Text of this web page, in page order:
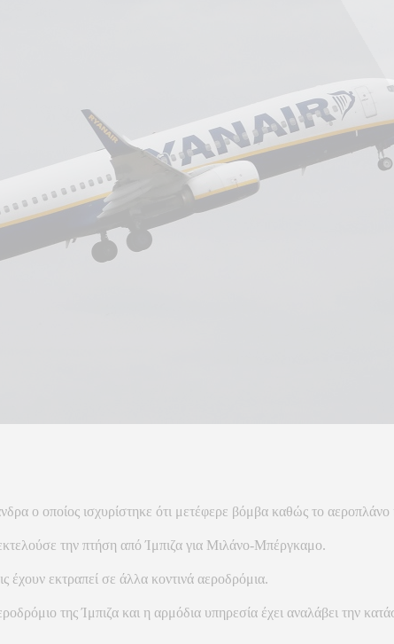
ο οποίος ισχυρίστηκε ότι μετέφερε βόμβα καθώς το αεροπλάνο
την πτήση από Ίμπιζα για Μιλάνο-Μπέργκαμο.
έχουν εκτραπεί σε άλλα κοντινά αεροδρόμια.
της Ίμπιζα και η αρμόδια υπηρεσία έχει αναλάβει την